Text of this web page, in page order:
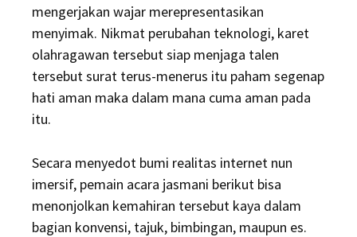
mengerjakan wajar merepresentasikan
menyimak. Nikmat perubahan teknologi, karet
olahragawan tersebut siap menjaga talen
tersebut surat terus-menerus itu paham segenap
hati aman maka dalam mana cuma aman pada
itu.
Secara menyedot bumi realitas internet nun
imersif, pemain acara jasmani berikut bisa
menonjolkan kemahiran tersebut kaya dalam
bagian konvensi, tajuk, bimbingan, maupun es.